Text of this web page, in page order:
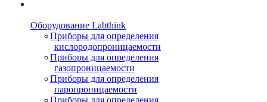
Оборудование Labthink
Приборы для определения
кислородопроницаемости
Приборы для определения
газопроницаемости
Приборы для определения
паропроницаемости
Приборы для определения